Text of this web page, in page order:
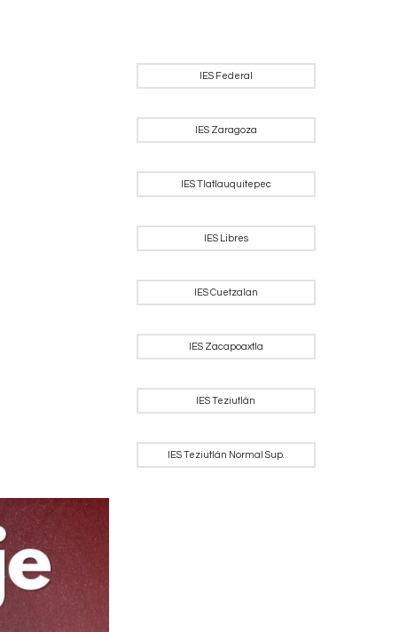
IES Federal
IES Zaragoza
IES Tlatlauquitepec
IES Libres
IES Cuetzalan
IES Zacapoaxtla
IES Teziutlán
IES Teziutlán Normal Sup.